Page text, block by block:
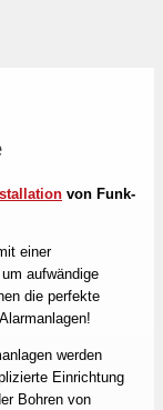
von Funk-
einer
aufwändige
die perfekte
werden
Einrichtung
Bohren von